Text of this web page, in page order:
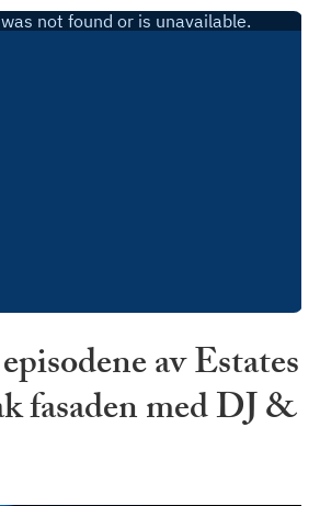
av Estates
fasaden med DJ &